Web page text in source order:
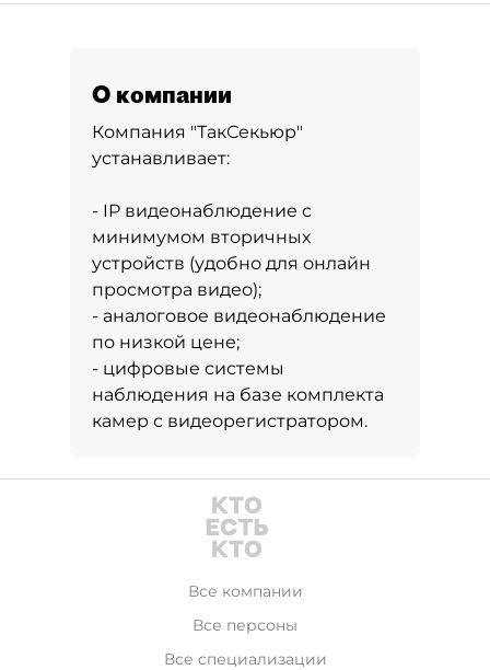
О компании
Компания "ТакСекьюр"
устанавливает:
- IP видеонаблюдение c
минимумом вторичных
устройств (удобно для онлайн
просмотра видео);
- аналоговое видеонаблюдение
по низкой цене;
- цифровые системы
наблюдения на базе комплекта
камер с видеорегистратором.
Все компании
Все персоны
Все специализации